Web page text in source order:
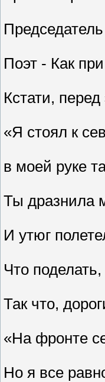
Поэт - Как
Кстати,
«Я стоял к
в моей руке
Ты дразнила
И утюг
Что
Так что,
«На фронте
Но я все